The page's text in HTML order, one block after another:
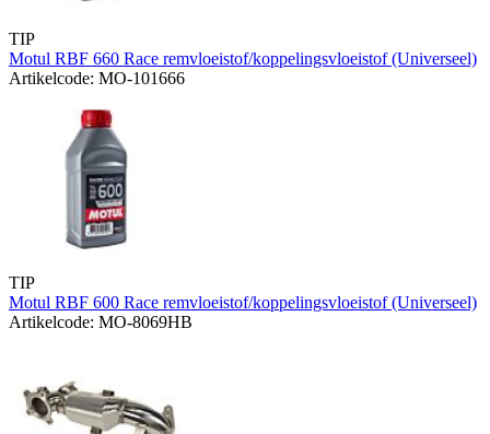
TIP
Motul RBF 660 Race remvloeistof/koppelingsvloeistof (Universeel)
Artikelcode: MO-101666
TIP
Motul RBF 600 Race remvloeistof/koppelingsvloeistof (Universeel)
Artikelcode: MO-8069HB